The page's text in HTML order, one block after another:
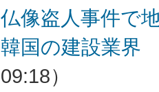
仏像盗人事件で
韓国の建設業界
09:18）